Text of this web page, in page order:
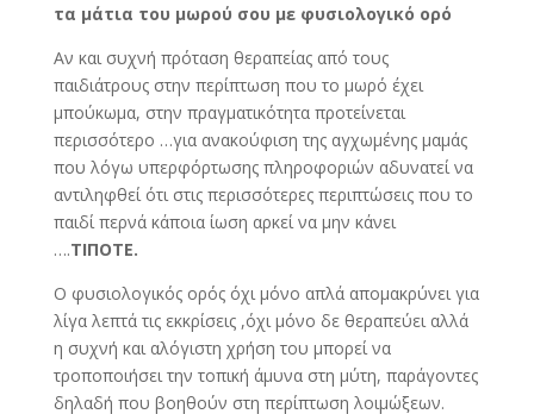
τα μάτια του μωρού σου με φυσιολογικό ορό
Αν και συχνή πρόταση θεραπείας από τους
παιδιάτρους στην περίπτωση που το μωρό έχει
μπούκωμα, στην πραγματικότητα προτείνεται
περισσότερο …για ανακούφιση της αγχωμένης μαμάς
που λόγω υπερφόρτωσης πληροφοριών αδυνατεί να
αντιληφθεί ότι στις περισσότερες περιπτώσεις που το
παιδί περνά κάποια ίωση αρκεί να μην κάνει
….ΤΙΠΟΤΕ.
Ο φυσιολογικός ορός όχι μόνο απλά απομακρύνει για
λίγα λεπτά τις εκκρίσεις ,όχι μόνο δε θεραπεύει αλλά
η συχνή και αλόγιστη χρήση του μπορεί να
τροποποιήσει την τοπική άμυνα στη μύτη, παράγοντες
δηλαδή που βοηθούν στη περίπτωση λοιμώξεων.